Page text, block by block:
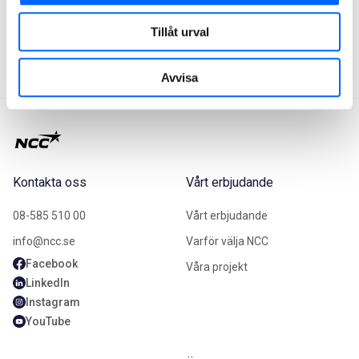
Tillåt urval
Avvisa
Kontakta oss
08-585 510 00
info@ncc.se
Facebook
LinkedIn
Instagram
YouTube
Vårt erbjudande
Vårt erbjudande
Varför välja NCC
Våra projekt